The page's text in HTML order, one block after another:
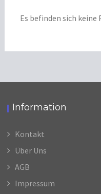
Es befinden sich
Information
Kontakt
Über Uns
AGB
Impressum